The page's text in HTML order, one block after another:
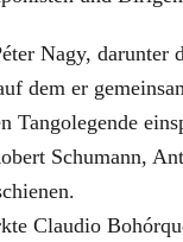
Nagy, darunter
er
Tangolegende
Schumann,
Claudio